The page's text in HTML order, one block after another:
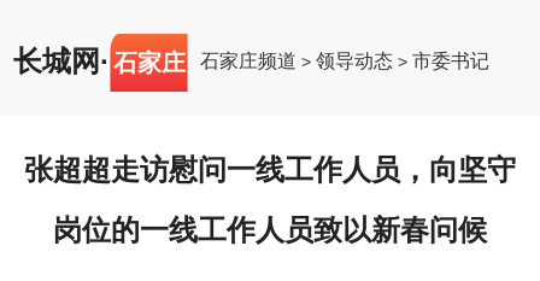
长城网· 石家庄 石家庄频道 >领导动态 >市委书记
张超超走访慰问一线工作人员，向坚守
岗位的一线工作人员致以新春问候